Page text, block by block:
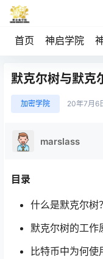
首页 神启学院
默克尔树与默克
加密学院 20年7月6
marslass
目录
什么是默克尔树？
默克尔树的工作
比特币中为何使